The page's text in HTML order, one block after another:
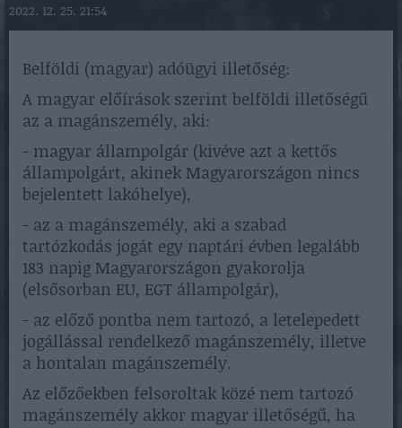
2022. 12. 25. 21:54
Belföldi (magyar) adóügyi illetőség:
A magyar előírások szerint belföldi illetőségű
az a magánszemély, aki:
- magyar állampolgár (kivéve azt a kettős
állampolgárt, akinek Magyarországon nincs
bejelentett lakóhelye),
- az a magánszemély, aki a szabad
tartózkodás jogát egy naptári évben legalább
183 napig Magyarországon gyakorolja
(elsősorban EU, EGT állampolgár),
- az előző pontba nem tartozó, a letelepedett
jogállással rendelkező magánszemély, illetve
a hontalan magánszemély.
Az előzőekben felsoroltak közé nem tartozó
magánszemély akkor magyar illetőségű, ha